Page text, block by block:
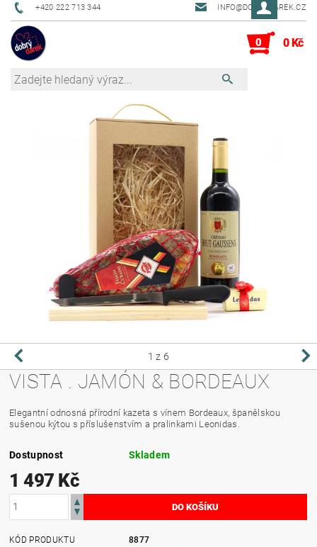
+420 222 713 344 INFO@DOBRYDAREK.CZ
0 0 Kč
1 z 6
VISTA . JAMÓN & BORDEAUX
Elegantní odnosná přírodní kazeta s vínem Bordeaux, španělskou
sušenou kýtou s příslušenstvím a pralinkami Leonidas.
Dostupnost Skladem
1 497 Kč
KÓD PRODUKTU
8877